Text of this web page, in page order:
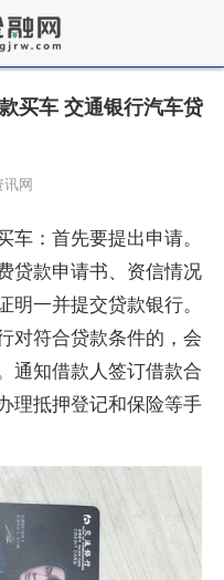
买车 交通银行汽车贷
网
车：首先要提出申请。
贷款申请书、资信情况
明一并提交贷款银行。
对符合贷款条件的，会
通知借款人签订借款合
理抵押登记和保险等手